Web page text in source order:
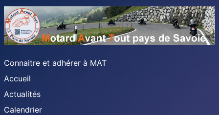
Connaitre et adhérer à MAT
Accueil
Actualités
Calendrier